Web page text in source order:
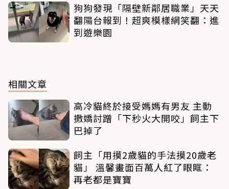
狗狗發現「隔壁新鄰居職業」天天
翻陽台報到！超爽模樣網笑翻：進
到遊樂園
相關文章
高冷貓終於接受媽媽有男友 主動
撒嬌討蹭「下秒火大開咬」飼主下
巴掉了
飼主「用摸2歲貓的手法摸20歲老
貓」 溫馨畫面百萬人紅了眼眶：
再老都是寶寶